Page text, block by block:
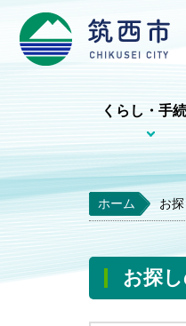
くらし・手
ホーム お
お探